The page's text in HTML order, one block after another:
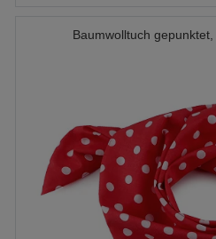
Baumwolltuch